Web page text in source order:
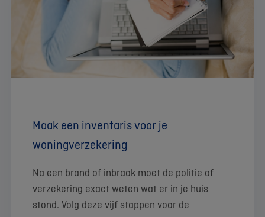
Maak een inventaris voor je
woningverzekering
Na een brand of inbraak moet de politie of
verzekering exact weten wat er in je huis
stond. Volg deze vijf stappen voor de